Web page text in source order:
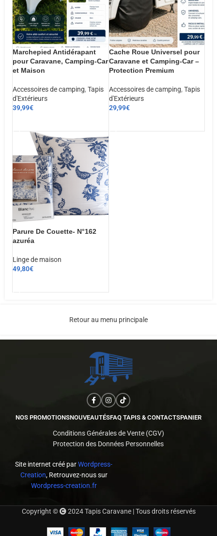
Marchepied Antidérapant
pour Caravane, Camping-Car
et Maison
Accessoires de camping, Tapis
d'Extérieurs
39,99€
Cache Roue Universel pour
Caravane et Camping-Car –
Protection Premium
Accessoires de camping, Tapis
d'Extérieurs
29,99€
Parure De Couette- N°162
azuréa
Linge de maison
49,80€
Retour au menu principale
NOS PROMOTIONSNOUVEAUTÉSFAQ TAPIS & CONTACTSPANIER
Conditions Générales de Vente (CGV)
Protection des Données Personnelles
Site internet créé parWordpress-
Creation, Retrouvez-nous sur
Wordpress-creation.fr
Copyright © 2024 Tapis Caravane | Tous droits réservés